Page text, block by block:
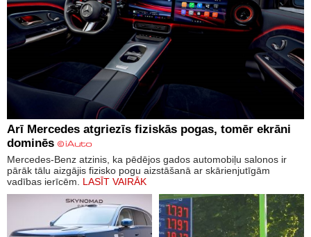
Arī Mercedes atgriezīs fiziskās pogas, tomēr ekrāni
dominēs
Mercedes-Benz atzinis, ka pēdējos gados automobiļu salonos ir
pārāk tālu aizgājis fizisko pogu aizstāšanā ar skārienjutīgām
vadības ierīcēm. LASĪT VAIRĀK